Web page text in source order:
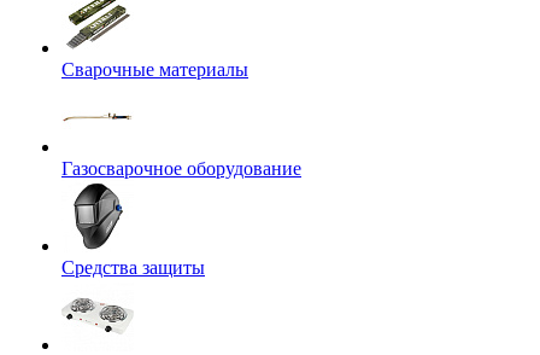
Сварочные материалы
Газосварочное оборудование
Средства защиты